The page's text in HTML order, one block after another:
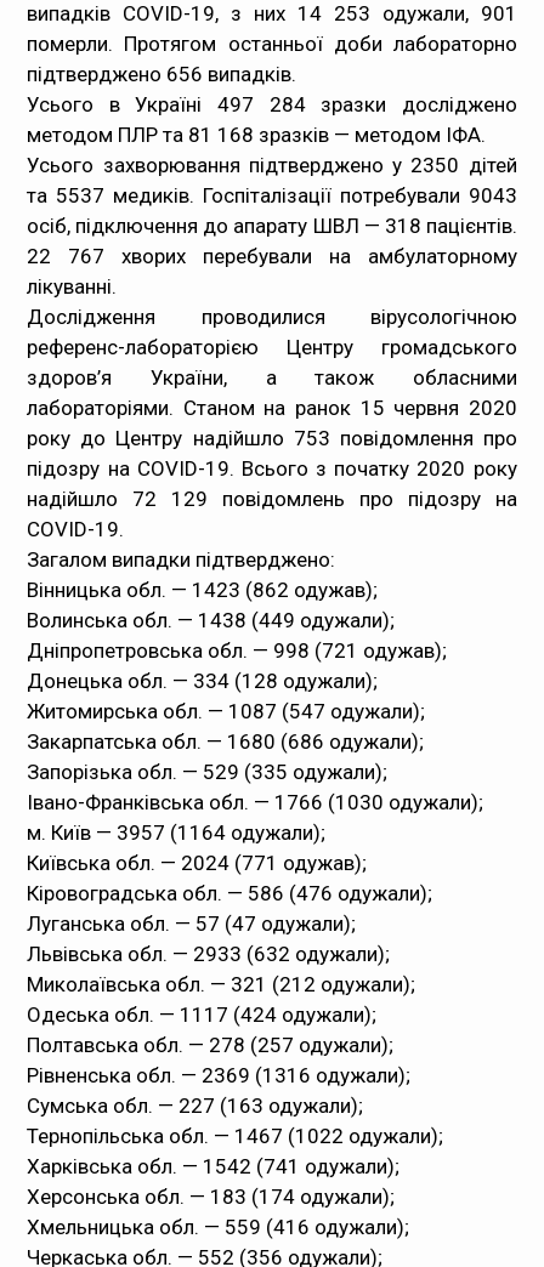
випадків COVID-19, з них 14 253 одужали, 901
померли. Протягом останньої доби лабораторно
підтверджено 656 випадків.
Усього в Україні 497 284 зразки досліджено
методом ПЛР та 81 168 зразків — методом ІФА.
Усього захворювання підтверджено у 2350 дітей
та 5537 медиків. Госпіталізації потребували 9043
осіб, підключення до апарату ШВЛ — 318 пацієнтів.
22 767 хворих перебували на амбулаторному
лікуванні.
Дослідження проводилися вірусологічною
референс-лабораторією Центру громадського
здоров’я України, а також обласними
лабораторіями. Станом на ранок 15 червня 2020
року до Центру надійшло 753 повідомлення про
підозру на COVID-19. Всього з початку 2020 року
надійшло 72 129 повідомлень про підозру на
COVID-19.
Загалом випадки підтверджено:
Вінницька обл. — 1423 (862 одужав);
Волинська обл. — 1438 (449 одужали);
Дніпропетровська обл. — 998 (721 одужав);
Донецька обл. — 334 (128 одужали);
Житомирська обл. — 1087 (547 одужали);
Закарпатська обл. — 1680 (686 одужали);
Запорізька обл. — 529 (335 одужали);
Івано-Франківська обл. — 1766 (1030 одужали);
м. Київ — 3957 (1164 одужали);
Київська обл. — 2024 (771 одужав);
Кіровоградська обл. — 586 (476 одужали);
Луганська обл. — 57 (47 одужали);
Львівська обл. — 2933 (632 одужали);
Миколаївська обл. — 321 (212 одужали);
Одеська обл. — 1117 (424 одужали);
Полтавська обл. — 278 (257 одужали);
Рівненська обл. — 2369 (1316 одужали);
Сумська обл. — 227 (163 одужали);
Тернопільська обл. — 1467 (1022 одужали);
Харківська обл. — 1542 (741 одужали);
Херсонська обл. — 183 (174 одужали);
Хмельницька обл. — 559 (416 одужали);
Черкаська обл. — 552 (356 одужали);